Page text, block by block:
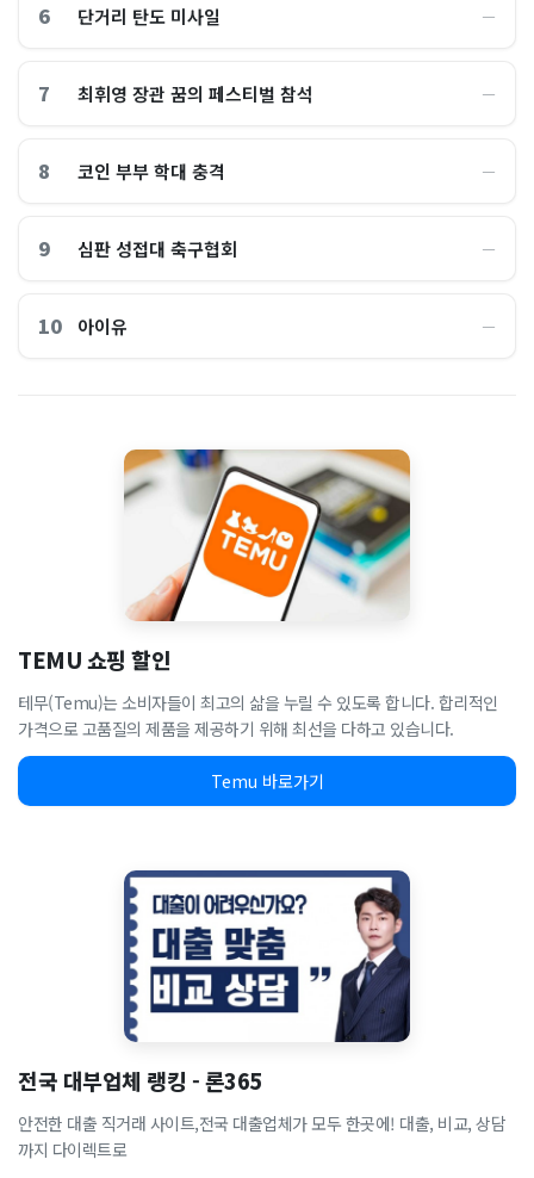
6 단거리 탄도 미사일 ―
7 최휘영 장관 꿈의 페스티벌 참석 ―
8 코인 부부 학대 충격 ―
9 심판 성접대 축구협회 ―
10 아이유 ―
TEMU 쇼핑 할인
테무(Temu)는 소비자들이 최고의 삶을 누릴 수 있도록 합니다. 합리적인
가격으로 고품질의 제품을 제공하기 위해 최선을 다하고 있습니다.
Temu 바로가기
전국 대부업체 랭킹 - 론365
안전한 대출 직거래 사이트,전국 대출업체가 모두 한곳에! 대출, 비교, 상담
까지 다이렉트로